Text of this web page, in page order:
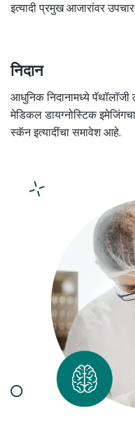
इत्यादी प्रमुख आजारांवर
निदान
आधुनिक निदानामध्ये पॅथॉलॉजी
मेडिकल डायग्नोस्टिक
स्कॅन इत्यादींचा समावेश आहे.